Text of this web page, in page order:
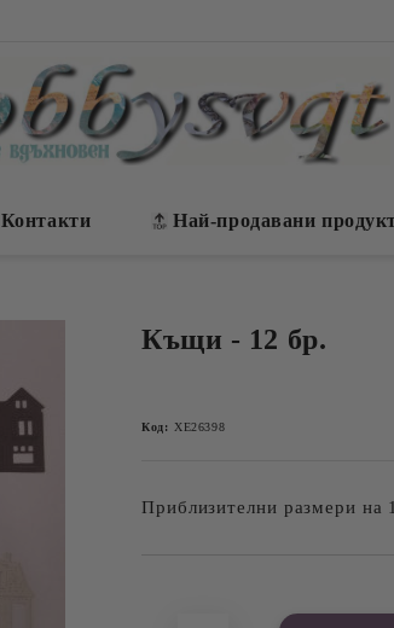
Контакти Най-продавани
Къщи - 12 бр.
Код: ХЕ26398
Приблизителни размери